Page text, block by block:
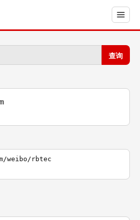
查询
weibo/rbtec